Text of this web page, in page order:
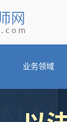
业务领域